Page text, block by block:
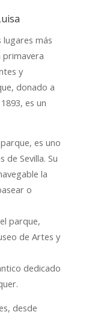
lugares más
primavera
y
donado a
es un
es uno
Sevilla. Su
la
o
parque,
de Artes y
dedicado
desde